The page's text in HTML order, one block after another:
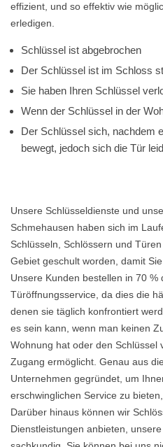
effizient, und so effektiv wie
erledigen.
Schlüssel ist abgebrochen
Der Schlüssel ist im Schloss
Sie haben Ihren Schlüssel
Wenn der Schlüssel in der
Der Schlüssel sich, nachdem
bewegt, jedoch sich die Tür
Unsere Schlüsseldienste und
Schmehausen haben sich im
Schlüsseln, Schlössern und
Gebiet geschult worden, damit
Unsere Kunden bestellen in 70 %
Türöffnungsservice, da dies die
denen sie täglich konfrontiert
es sein kann, wenn man keinen
Wohnung hat oder den Schlüssel
Zugang ermöglicht. Genau aus
Unternehmen gegründet, um
erschwinglichen Service zu
Darüber hinaus können wir
Dienstleistungen anbieten,